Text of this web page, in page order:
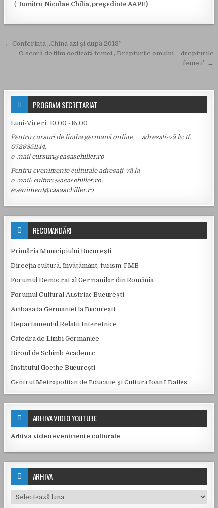
(Dumitru Nicolae Chilia, președinte AAPB)
Navigare în articole
← Conferința „China azi și după 2018”
O seară de film dedicată temei „Drepturile omului – drepturile
femeii” →
PROGRAM SECRETARIAT
Luni-Vineri: 10.00 -16.00
Pentru cursuri de limba germană online adresați-vă la: tf.
0729851144,
e-mail cursuri@casaschiller.ro
Pentru evenimente culturale adresați-vă la
e-mail: cultura@asaschiller.ro,
eveniment@casaschiller.ro
RECOMANDĂRI
Primăria Municipiului Bucureşti
Direcția cultură, învățământ, turism-PMB
Forumul Democrat al Germanilor din România
Forumul Cultural Austriac București
Ambasada Germaniei la Bucureşti
Departamentul Relatii Interetnice
Catedra de Limbi Germanice
Biroul de Schimb Academic
Institutul Goethe Bucureşti
Centrul Metropolitan de Educație și Cultură Ioan I Dalles
ARHIVA VIDEO YOUTUBE
Arhiva video evenimente culturale
ARHIVA
Arhiva